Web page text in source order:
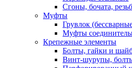
Сгоны, бочата,
Муфты
Грувлок
Муфты
Крепежные элементы
Болты, гайки и
Винт-шурупы,